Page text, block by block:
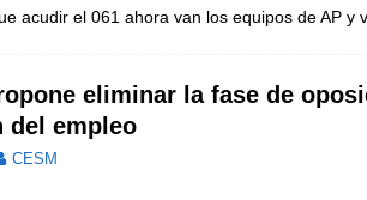
acudir el 061 ahora van los equipos de AP y
eliminar la fase de
del empleo
CESM